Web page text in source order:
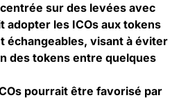
centrée sur des levées avec
adopter les ICOs aux tokens
échangeables, visant à éviter
des tokens entre quelques
pourrait être favorisé par